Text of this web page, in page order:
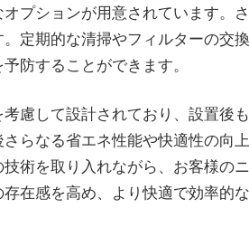
プションが用意されています。
定期的な清掃やフィルターの交
防することができます。
慮して設計されており、設置後
らなる省エネ性能や快適性の向
術を取り入れながら、お客様の
在感を高め、より快適で効率的